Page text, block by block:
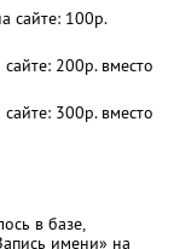
сайте: 100р.
200р. вместо
300р. вместо
в базе,
имени» на